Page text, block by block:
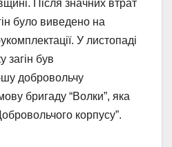
Після значних втрат
було виведено на
У листопаді
загін був
шу добровольчу
бригаду “Волки”, яка
корпусу”.